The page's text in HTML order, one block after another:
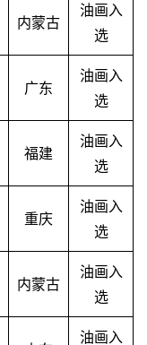
内蒙古
油画入
选
广东
油画入
选
福建
油画入
选
重庆
油画入
选
内蒙古
油画入
选
油画入